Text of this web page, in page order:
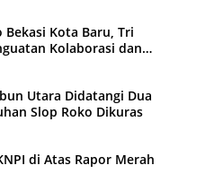
Kota Baru, Tri
Kolaborasi dan
Utara Didatangi Dua
Slop Roko Dikuras
di Atas Rapor Merah